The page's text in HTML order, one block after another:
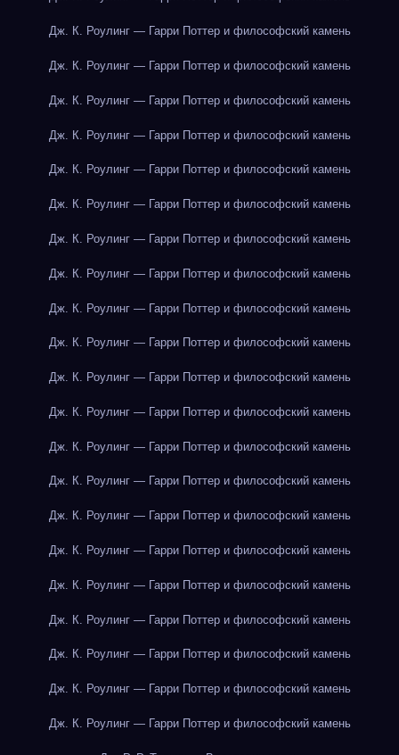
Дж. К. Роулинг — Гарри Поттер и философский камень
Дж. К. Роулинг — Гарри Поттер и философский камень
Дж. К. Роулинг — Гарри Поттер и философский камень
Дж. К. Роулинг — Гарри Поттер и философский камень
Дж. К. Роулинг — Гарри Поттер и философский камень
Дж. К. Роулинг — Гарри Поттер и философский камень
Дж. К. Роулинг — Гарри Поттер и философский камень
Дж. К. Роулинг — Гарри Поттер и философский камень
Дж. К. Роулинг — Гарри Поттер и философский камень
Дж. К. Роулинг — Гарри Поттер и философский камень
Дж. К. Роулинг — Гарри Поттер и философский камень
Дж. К. Роулинг — Гарри Поттер и философский камень
Дж. К. Роулинг — Гарри Поттер и философский камень
Дж. К. Роулинг — Гарри Поттер и философский камень
Дж. К. Роулинг — Гарри Поттер и философский камень
Дж. К. Роулинг — Гарри Поттер и философский камень
Дж. К. Роулинг — Гарри Поттер и философский камень
Дж. К. Роулинг — Гарри Поттер и философский камень
Дж. К. Роулинг — Гарри Поттер и философский камень
Дж. К. Роулинг — Гарри Поттер и философский камень
Дж. К. Роулинг — Гарри Поттер и философский камень